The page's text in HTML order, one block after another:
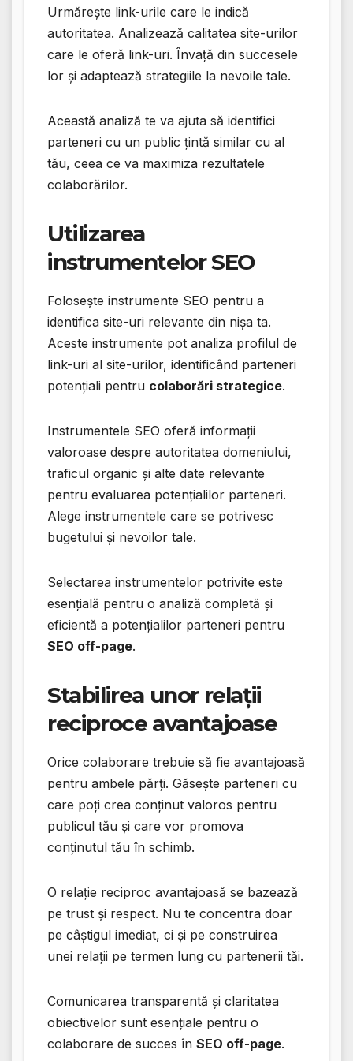
Urmărește link-urile care le indică
autoritatea. Analizează calitatea site-urilor
care le oferă link-uri. Învață din succesele
lor și adaptează strategiile la nevoile tale.
Această analiză te va ajuta să identifici
parteneri cu un public țintă similar cu al
tău, ceea ce va maximiza rezultatele
colaborărilor.
Utilizarea
instrumentelor SEO
Folosește instrumente SEO pentru a
identifica site-uri relevante din nișa ta.
Aceste instrumente pot analiza profilul de
link-uri al site-urilor, identificând parteneri
potențiali pentru colaborări strategice.
Instrumentele SEO oferă informații
valoroase despre autoritatea domeniului,
traficul organic și alte date relevante
pentru evaluarea potențialilor parteneri.
Alege instrumentele care se potrivesc
bugetului și nevoilor tale.
Selectarea instrumentelor potrivite este
esențială pentru o analiză completă și
eficientă a potențialilor parteneri pentru
SEO off-page.
Stabilirea unor relații
reciproce avantajoase
Orice colaborare trebuie să fie avantajoasă
pentru ambele părți. Găsește parteneri cu
care poți crea conținut valoros pentru
publicul tău și care vor promova
conținutul tău în schimb.
O relație reciproc avantajoasă se bazează
pe trust și respect. Nu te concentra doar
pe câștigul imediat, ci și pe construirea
unei relații pe termen lung cu partenerii tăi.
Comunicarea transparentă și claritatea
obiectivelor sunt esențiale pentru o
colaborare de succes în SEO off-page.